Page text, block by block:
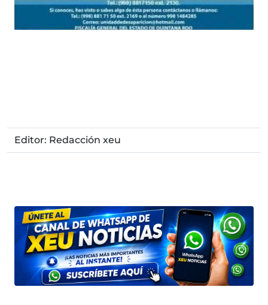
Editor: Redacción xeu